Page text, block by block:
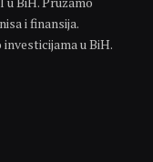
i finansija.
u BiH.